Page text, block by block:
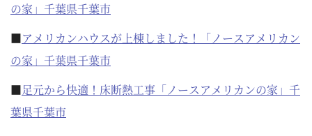
の家」千葉県千葉市
■アメリカンハウスが上棟しました！「ノースアメリカン
の家」千葉県千葉市
■足元から快適！床断熱工事「ノースアメリカンの家」千
葉県千葉市